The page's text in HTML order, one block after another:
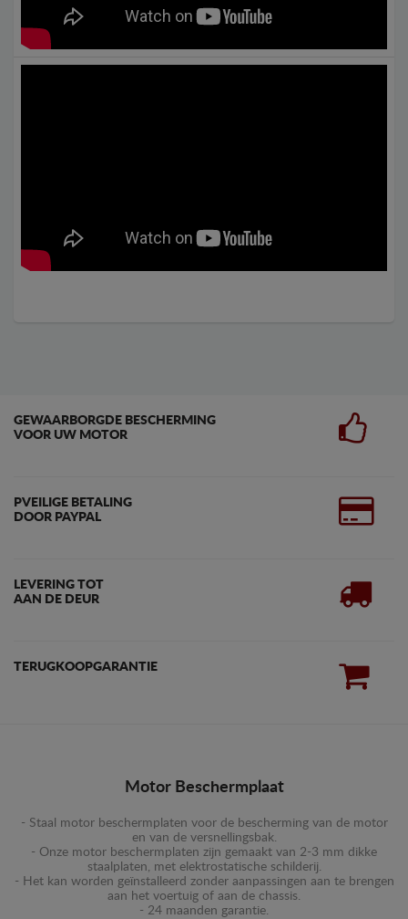
GEWAARBORGDE BESCHERMING
VOOR UW MOTOR
PVEILIGE BETALING
DOOR PAYPAL
LEVERING TOT
AAN DE DEUR
TERUGKOOPGARANTIE
Motor Beschermplaat
- Staal motor beschermplaten voor de bescherming van de motor
en van de versnellingsbak.
- Onze motor beschermplaten zijn gemaakt van 2-3 mm dikke
staalplaten, met elektrostatische schilderij.
- Het kan worden geïnstalleerd zonder aanpassingen aan te brengen
aan het voertuig of aan de chassis.
- 24 maanden garantie.